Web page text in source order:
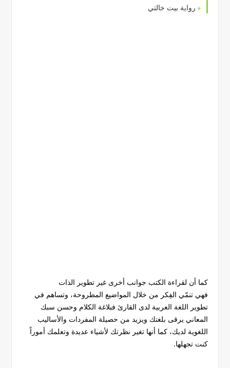
رواية بيت خالتي
كما أن لقراءة الكتب جوانب أخرى غير تطوير الذات
فهي تنمّي الفِكر من خلال المواضيع المطروحة، وتساهم في
تطوير اللغة العربية لدى القارئ فبلاغة الكلام وحسن سبك
المعاني يرقى بلغتك ويزيد من حصيلة المفردات والأساليب
اللغوية لديك، كما أنها تغير نظرتك لأشياء عديدة وتعلمك أموراً
كنت تجهلها.